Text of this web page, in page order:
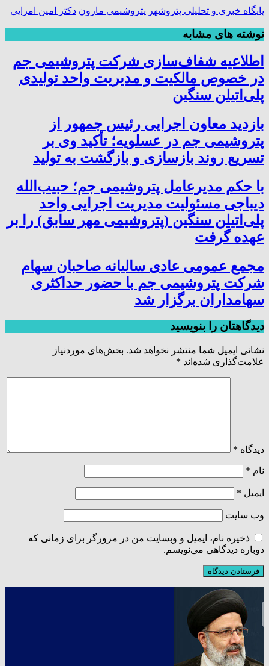
پایگاه خبری و تحلیلی پتروشهر پتروشیمی مارون دکتر امین امرایی
نوشته های مشابه
اطلاعیه شفاف‌سازی شرکت پتروشیمی جم
در خصوص مالکیت و مدیریت واحد تولیدی
پلی‌اتیلن سنگین
بازدید معاون اجرایی رئیس جمهور از
پتروشیمی جم در عسلویه؛ تأکید وی بر
تسریع روند بازسازی و بازگشت به تولید
با حکم مدیرعامل پتروشیمی جم؛ حبیب‌الله
دیباجی مسئولیت مدیریت اجرایی واحد
پلی‌اتیلن سنگین (پتروشیمی مهر سابق) را بر
عهده گرفت
مجمع عمومی عادی سالیانه صاحبان سهام
شرکت پتروشیمی جم با حضور حداکثری
سهامداران برگزار شد
دیدگاهتان را بنویسید
نشانی ایمیل شما منتشر نخواهد شد. بخش‌های موردنیاز
علامت‌گذاری شده‌اند *
دیدگاه *
نام *
ایمیل *
وب‌ سایت
ذخیره نام، ایمیل و وبسایت من در مرورگر برای زمانی که
دوباره دیدگاهی می‌نویسم.